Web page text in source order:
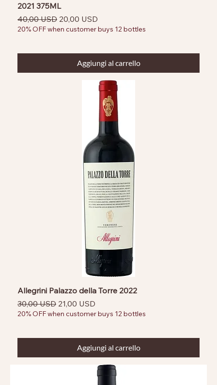
2021 375ML
Prezzo regolare
40,00 USD Prezzo scontato
20,00 USD
20% OFF when customer buys 12 bottles
Aggiungi al carrello
Allegrini Palazzo della Torre 2022
Prezzo regolare
30,00 USD Prezzo scontato
21,00 USD
20% OFF when customer buys 12 bottles
Aggiungi al carrello